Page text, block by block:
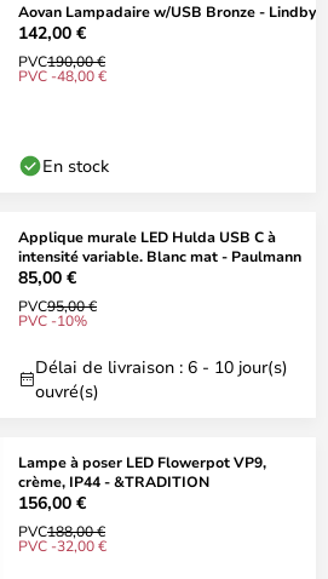
Aovan Lampadaire w/USB Bronze - Lindby
142,00 €
PVC190,00 €
PVC -48,00 €
En stock
Applique murale LED Hulda USB C à
intensité variable. Blanc mat - Paulmann
85,00 €
PVC95,00 €
PVC -10%
Délai de livraison : 6 - 10 jour(s)
ouvré(s)
Lampe à poser LED Flowerpot VP9,
crème, IP44 - &TRADITION
156,00 €
PVC188,00 €
PVC -32,00 €